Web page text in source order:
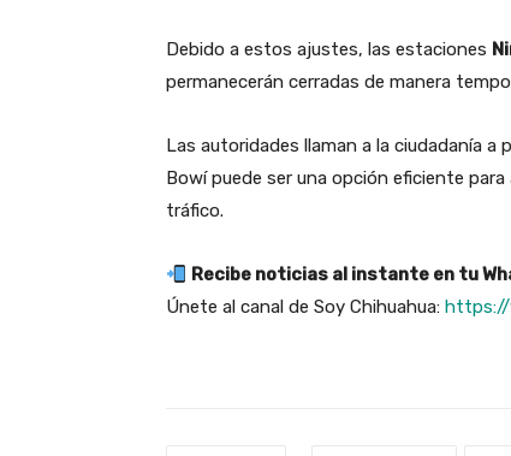
Debido a estos ajustes, las estaciones
permanecerán cerradas de manera
Las autoridades llaman a la ciudadanía
Bowí puede ser una opción eficiente
tráfico.
Recibe noticias al instante en tu
Únete al canal de Soy Chihuahua: https://